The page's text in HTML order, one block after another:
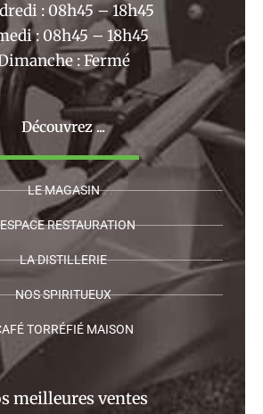
: 08h45 – 18h45
: 08h45 – 18h45
: Fermé
Découvrez ...
LE MAGASIN
RESTAURATION
LA DISTILLERIE
NOS SPIRITUEUX
TORRÉFIÉ MAISON
meilleures ventes